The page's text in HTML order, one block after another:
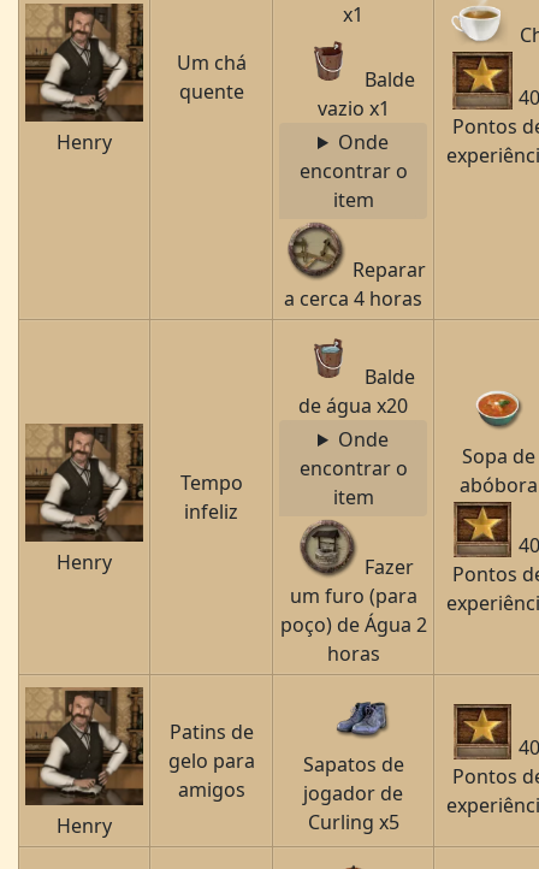
Henry
Um chá
quente
x1
Balde
vazio x1
Onde
encontrar o
item
Reparar
a cerca 4 horas
Pontos
Henry
Tempo
infeliz
Balde
de água x20
Onde
encontrar o
item
Fazer
um furo (para
poço) de Água 2
horas
Sopa de
abóbora
Pontos
Henry
Patins de
gelo para
amigos
Sapatos de
jogador de
Curling x5
Pontos